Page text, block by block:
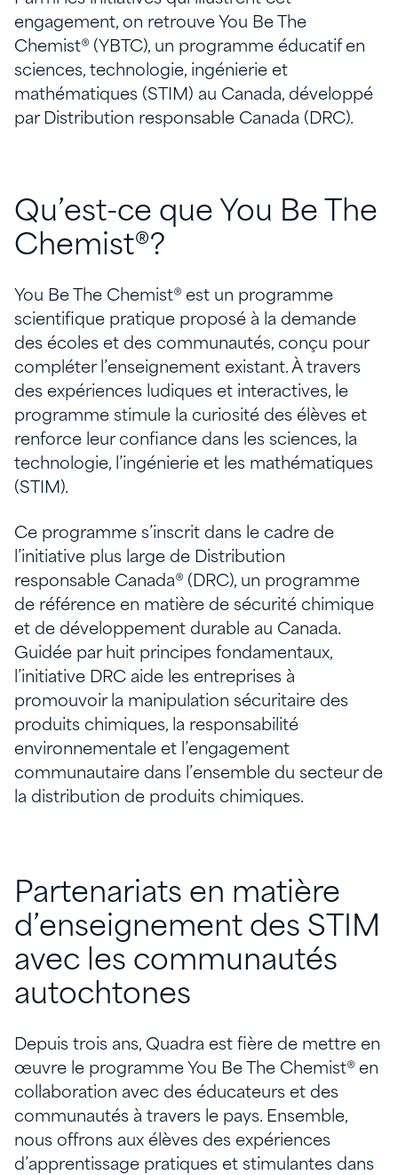
engagement, on retrouve You Be The
Chemist® (YBTC), un programme éducatif en
sciences, technologie, ingénierie et
mathématiques (STIM) au Canada, développé
par Distribution responsable Canada (DRC).
Qu’est-ce que You Be The
Chemist®?
You Be The Chemist® est un programme
scientifique pratique proposé à la demande
des écoles et des communautés, conçu pour
compléter l’enseignement existant. À travers
des expériences ludiques et interactives, le
programme stimule la curiosité des élèves et
renforce leur confiance dans les sciences, la
technologie, l’ingénierie et les mathématiques
(STIM).
Ce programme s’inscrit dans le cadre de
l’initiative plus large de Distribution
responsable Canada® (DRC), un programme
de référence en matière de sécurité chimique
et de développement durable au Canada.
Guidée par huit principes fondamentaux,
l’initiative DRC aide les entreprises à
promouvoir la manipulation sécuritaire des
produits chimiques, la responsabilité
environnementale et l’engagement
communautaire dans l’ensemble du secteur de
la distribution de produits chimiques.
Partenariats en matière
d’enseignement des STIM
avec les communautés
autochtones
Depuis trois ans, Quadra est fière de mettre en
œuvre le programme You Be The Chemist® en
collaboration avec des éducateurs et des
communautés à travers le pays. Ensemble,
nous offrons aux élèves des expériences
d’apprentissage pratiques et stimulantes dans